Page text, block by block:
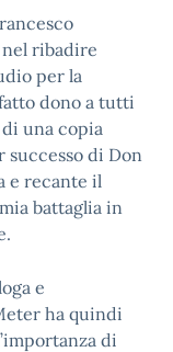
ribadire
per la
dono a tutti
una copia
di Don
e recante il
battaglia in
e
ha quindi
di